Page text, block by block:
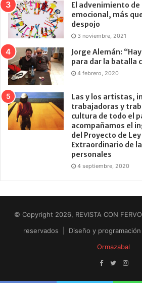
El advenimiento de
emocional, más
despojo
3 noviembre, 2021
Jorge Alemán:
para dar la batalla
4 febrero, 2020
Las y los artistas,
trabajadoras y
cultura de todo el
acompañamos el
del Proyecto de
Extraordinario de
personales
4 septiembre, 2020
© Copyright 2026, REVISTA CON
reservados | Diseño y programación
Ormazabal